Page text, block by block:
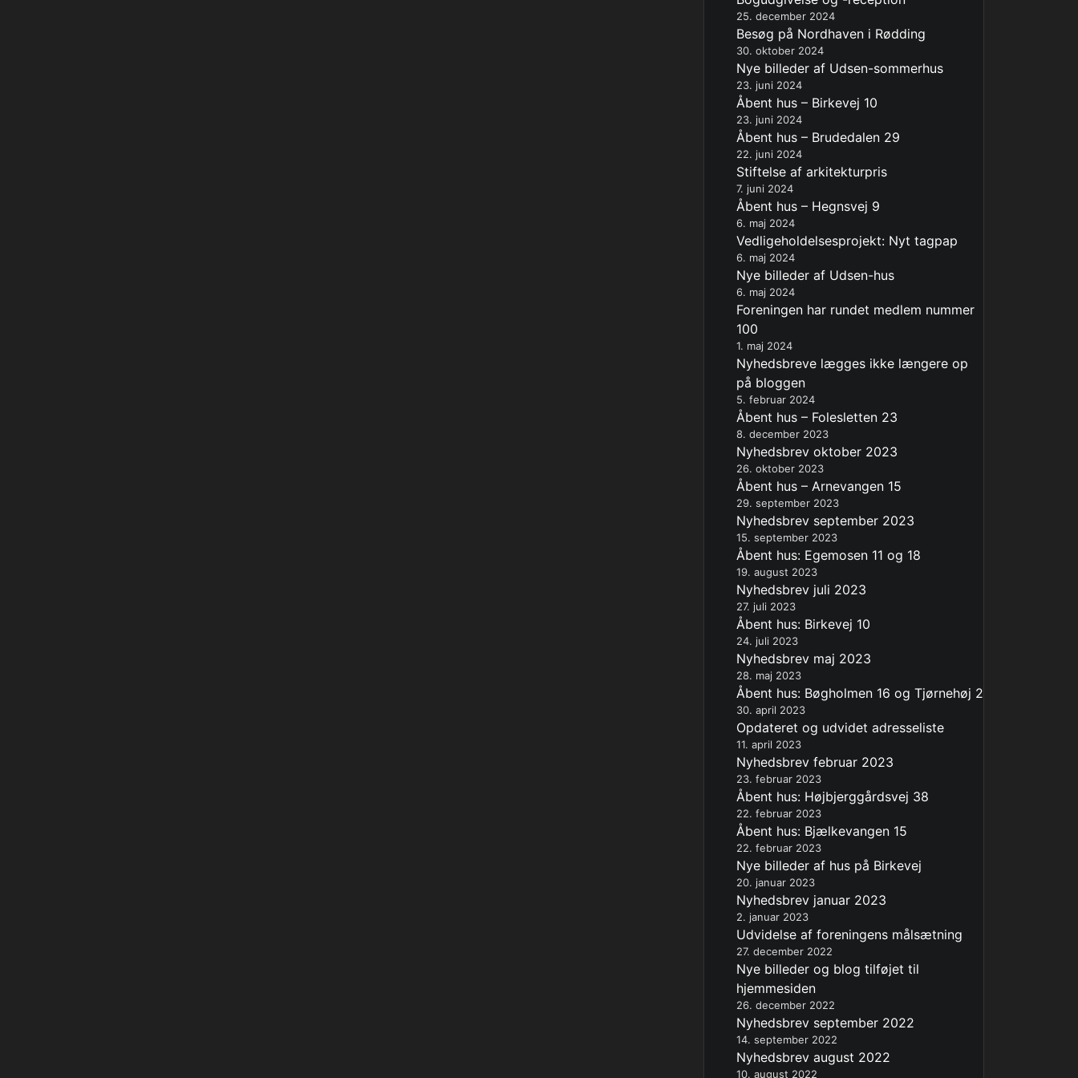
25. december 2024
Besøg på Nordhaven i Rødding
30. oktober 2024
Nye billeder af Udsen-sommerhus
23. juni 2024
Åbent hus – Birkevej 10
23. juni 2024
Åbent hus – Brudedalen 29
22. juni 2024
Stiftelse af arkitekturpris
7. juni 2024
Åbent hus – Hegnsvej 9
6. maj 2024
Vedligeholdelsesprojekt: Nyt tagpap
6. maj 2024
Nye billeder af Udsen-hus
6. maj 2024
Foreningen har rundet medlem nummer
100
1. maj 2024
Nyhedsbreve lægges ikke længere op
på bloggen
5. februar 2024
Åbent hus – Folesletten 23
8. december 2023
Nyhedsbrev oktober 2023
26. oktober 2023
Åbent hus – Arnevangen 15
29. september 2023
Nyhedsbrev september 2023
15. september 2023
Åbent hus: Egemosen 11 og 18
19. august 2023
Nyhedsbrev juli 2023
27. juli 2023
Åbent hus: Birkevej 10
24. juli 2023
Nyhedsbrev maj 2023
28. maj 2023
Åbent hus: Bøgholmen 16 og Tjørnehøj 2
30. april 2023
Opdateret og udvidet adresseliste
11. april 2023
Nyhedsbrev februar 2023
23. februar 2023
Åbent hus: Højbjerggårdsvej 38
22. februar 2023
Åbent hus: Bjælkevangen 15
22. februar 2023
Nye billeder af hus på Birkevej
20. januar 2023
Nyhedsbrev januar 2023
2. januar 2023
Udvidelse af foreningens målsætning
27. december 2022
Nye billeder og blog tilføjet til
hjemmesiden
26. december 2022
Nyhedsbrev september 2022
14. september 2022
Nyhedsbrev august 2022
10. august 2022